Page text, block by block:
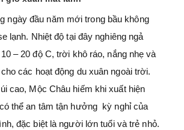
ngày đầu năm mới trong bầu không
lạnh. Nhiệt độ tại đây nghiêng ngả
– 20 độ C, trời khô ráo, nắng nhẹ và
các hoạt động du xuân ngoài trời.
cao, Mộc Châu hiếm khi xuất hiện
thể an tâm tận hưởng kỳ nghỉ của
đặc biệt là người lớn tuổi và trẻ nhỏ.